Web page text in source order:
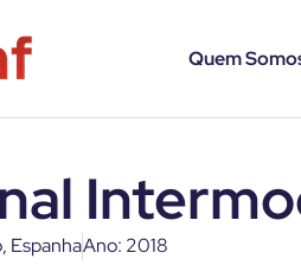
Quem
EspanhaAno: 2018